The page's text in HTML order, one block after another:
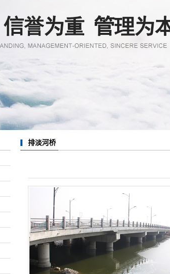
张圩港桥
复堆河桥
海滨大道严港闸桥
临蒿东河桥
管涵预制
道路桥梁施工
箱梁现场预制
预应力方桩
圆管涵
排淡河桥